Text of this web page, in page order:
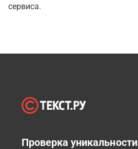
сервиса.
Проверка уникальности